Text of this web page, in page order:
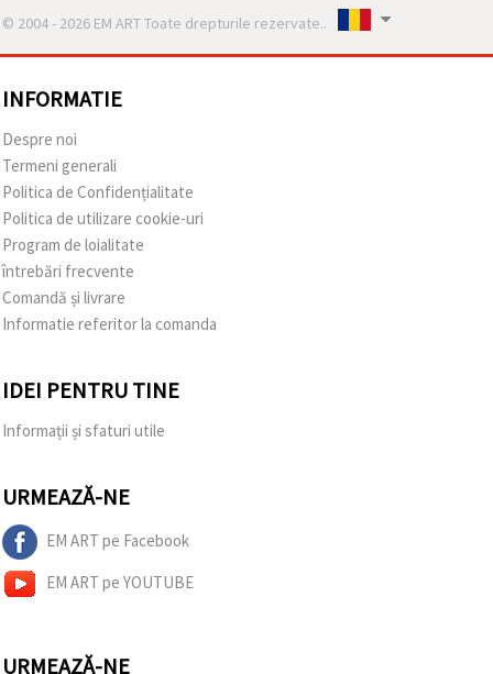
© 2004 - 2026 EM ART Toate drepturile rezervate..
INFORMATIE
Despre noi
Termeni generali
Politica de Confidențialitate
Politica de utilizare cookie-uri
Program de loialitate
întrebări frecvente
Comandă și livrare
Informatie referitor la comanda
IDEI PENTRU TINE
Informații și sfaturi utile
URMEAZĂ-NE
EM ART pe Facebook
EM ART pe YOUTUBE
URMEAZĂ-NE